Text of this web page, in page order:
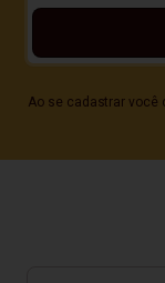
Ao se cadastrar você